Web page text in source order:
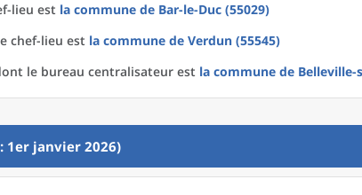
lieu est la commune de Bar-le-Duc (55029)
chef-lieu est la commune de Verdun (55545)
le bureau centralisateur est la commune de Belleville-
1er janvier 2026)